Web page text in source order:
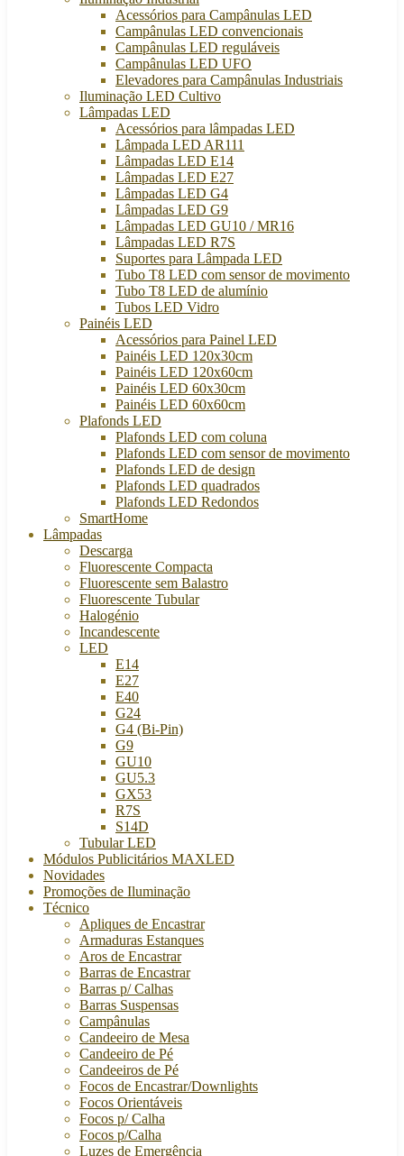
Acessórios para Campânulas LED
Campânulas LED convencionais
Campânulas LED reguláveis
Campânulas LED UFO
Elevadores para Campânulas Industriais
Iluminação LED Cultivo
Lâmpadas LED
Acessórios para lâmpadas LED
Lâmpada LED AR111
Lâmpadas LED E14
Lâmpadas LED E27
Lâmpadas LED G4
Lâmpadas LED G9
Lâmpadas LED GU10 / MR16
Lâmpadas LED R7S
Suportes para Lâmpada LED
Tubo T8 LED com sensor de movimento
Tubo T8 LED de alumínio
Tubos LED Vidro
Painéis LED
Acessórios para Painel LED
Painéis LED 120x30cm
Painéis LED 120x60cm
Painéis LED 60x30cm
Painéis LED 60x60cm
Plafonds LED
Plafonds LED com coluna
Plafonds LED com sensor de movimento
Plafonds LED de design
Plafonds LED quadrados
Plafonds LED Redondos
SmartHome
Lâmpadas
Descarga
Fluorescente Compacta
Fluorescente sem Balastro
Fluorescente Tubular
Halogénio
Incandescente
LED
E14
E27
E40
G24
G4 (Bi-Pin)
G9
GU10
GU5.3
GX53
R7S
S14D
Tubular LED
Módulos Publicitários MAXLED
Novidades
Promoções de Iluminação
Técnico
Apliques de Encastrar
Armaduras Estanques
Aros de Encastrar
Barras de Encastrar
Barras p/ Calhas
Barras Suspensas
Campânulas
Candeeiro de Mesa
Candeeiro de Pé
Candeeiros de Pé
Focos de Encastrar/Downlights
Focos Orientáveis
Focos p/ Calha
Focos p/Calha
Luzes de Emergência